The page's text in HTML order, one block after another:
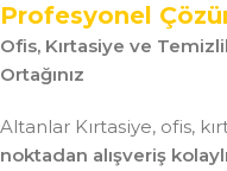
Profesyonel
Ofis, Kırtasiye ve
Ortağınız
Altanlar Kırtasiye, ofis,
noktadan alışveriş